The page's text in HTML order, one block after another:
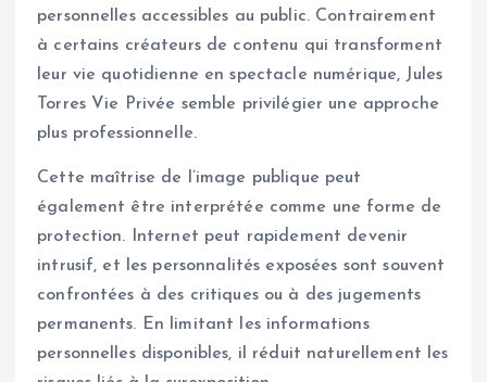
personnelles accessibles au public. Contrairement
à certains créateurs de contenu qui transforment
leur vie quotidienne en spectacle numérique, Jules
Torres Vie Privée semble privilégier une approche
plus professionnelle.
Cette maîtrise de l’image publique peut
également être interprétée comme une forme de
protection. Internet peut rapidement devenir
intrusif, et les personnalités exposées sont souvent
confrontées à des critiques ou à des jugements
permanents. En limitant les informations
personnelles disponibles, il réduit naturellement les